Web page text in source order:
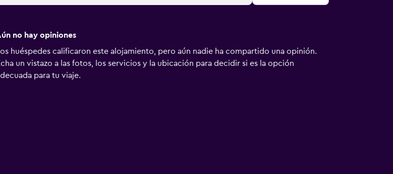
no hay opiniones
Los huéspedes calificaron este alojamiento, pero aún nadie ha compartido una opinión.
un vistazo a las fotos, los servicios y la ubicación para decidir si es la opción
para tu viaje.